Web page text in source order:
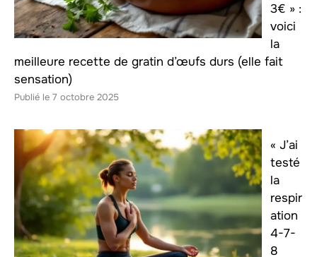
3€ » :
voici
la
meilleure recette de gratin d’œufs durs (elle fait
sensation)
7 octobre 2025
« J’ai
testé
la
respir
ation
4-7-
8